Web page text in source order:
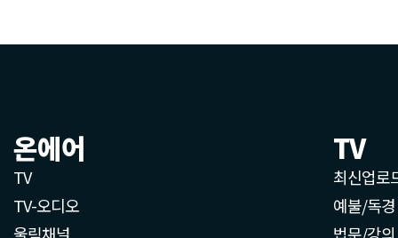
온에어
TV
TV-오디오
TV
최신업로
예불/독경